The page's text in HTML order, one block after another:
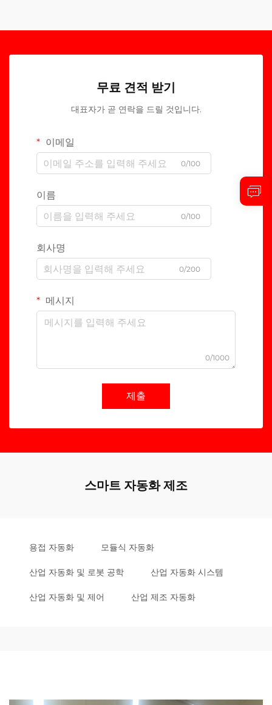
무료 견적 받기
대표자가 곧 연락을 드릴 것입니다.
이메일
0/100
이름
0/100
회사명
0/200
메시지
0/1000
제출
스마트 자동화 제조
용접 자동화 모듈식 자동화
산업 자동화 및 로봇 공학 산업 자동화 시스템
산업 자동화 및 제어 산업 제조 자동화